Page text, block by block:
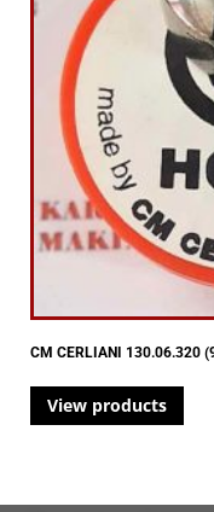
CM CERLIANI 130.06.320
View products